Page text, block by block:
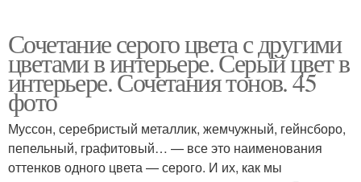
Сочетание серого цвета с другими
цветами в интерьере. Серый цвет в
интерьере. Сочетания тонов. 45
фото
Муссон, серебристый металлик, жемчужный, гейнсборо,
пепельный, графитовый… — все это наименования
оттенков одного цвета — серого. И их, как мы